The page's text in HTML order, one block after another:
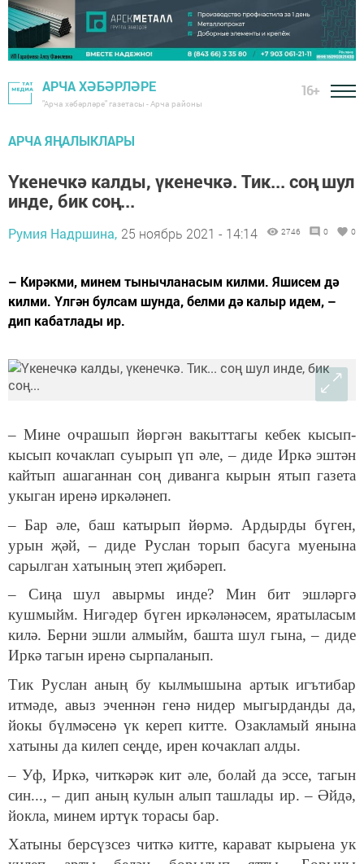
АРЧА ХӘБӘРЛӘРЕ
"Арча хәбәрләре" газетасы - Арча районы
16+
АРЧА ЯҢАЛЫКЛАРЫ
Үкенечкә калды, үкенечкә. Тик... соң шул
инде, бик соң...
Румия Надршина, 25 ноябрь 2021 - 14:14 2746 0 0
– Кирәкми, минем тынычланасым килми. Яшисем дә
килми. Үлгән булсам шунда, белми дә калыр идем, –
дип кабатлады ир.
– Мине очрашып йөргән вакыттагы кебек кысып-
кысып кочаклап суырып үп әле, – диде Иркә эштән
кайтып ашаганнан соң диванга кырын ятып газета
укыган иренә иркәләнеп.
– Бар әле, баш катырып йөрмә. Ардырды бүген,
урын җәй, – диде Руслан торып басуга муенына
сарылган хатының этеп җибәреп.
– Сиңа шул авырмы инде? Мин бит эшләргә
кушмыйм. Нигәдер бүген иркәләнәсем, яратыласым
килә. Берни эшли алмыйм, башта шул гына, – диде
Иркә тагын иренә сырпаланып.
Тик Руслан аның бу кылмышына артык игътибар
итмәде, авыз эченнән генә нидер мыгырданды да,
йокы бүлмәсенә үк кереп китте. Озакламый янына
хатыны да килеп сеңде, ирен кочаклап алды.
– Уф, Иркә, читкәрәк кит әле, болай да эссе, тагын
син..., – дип аның кулын алып ташлады ир. – Әйдә,
йокла, минем иртүк торасы бар.
Хатыны берсүзсез читкә китте, карават кырыена ук